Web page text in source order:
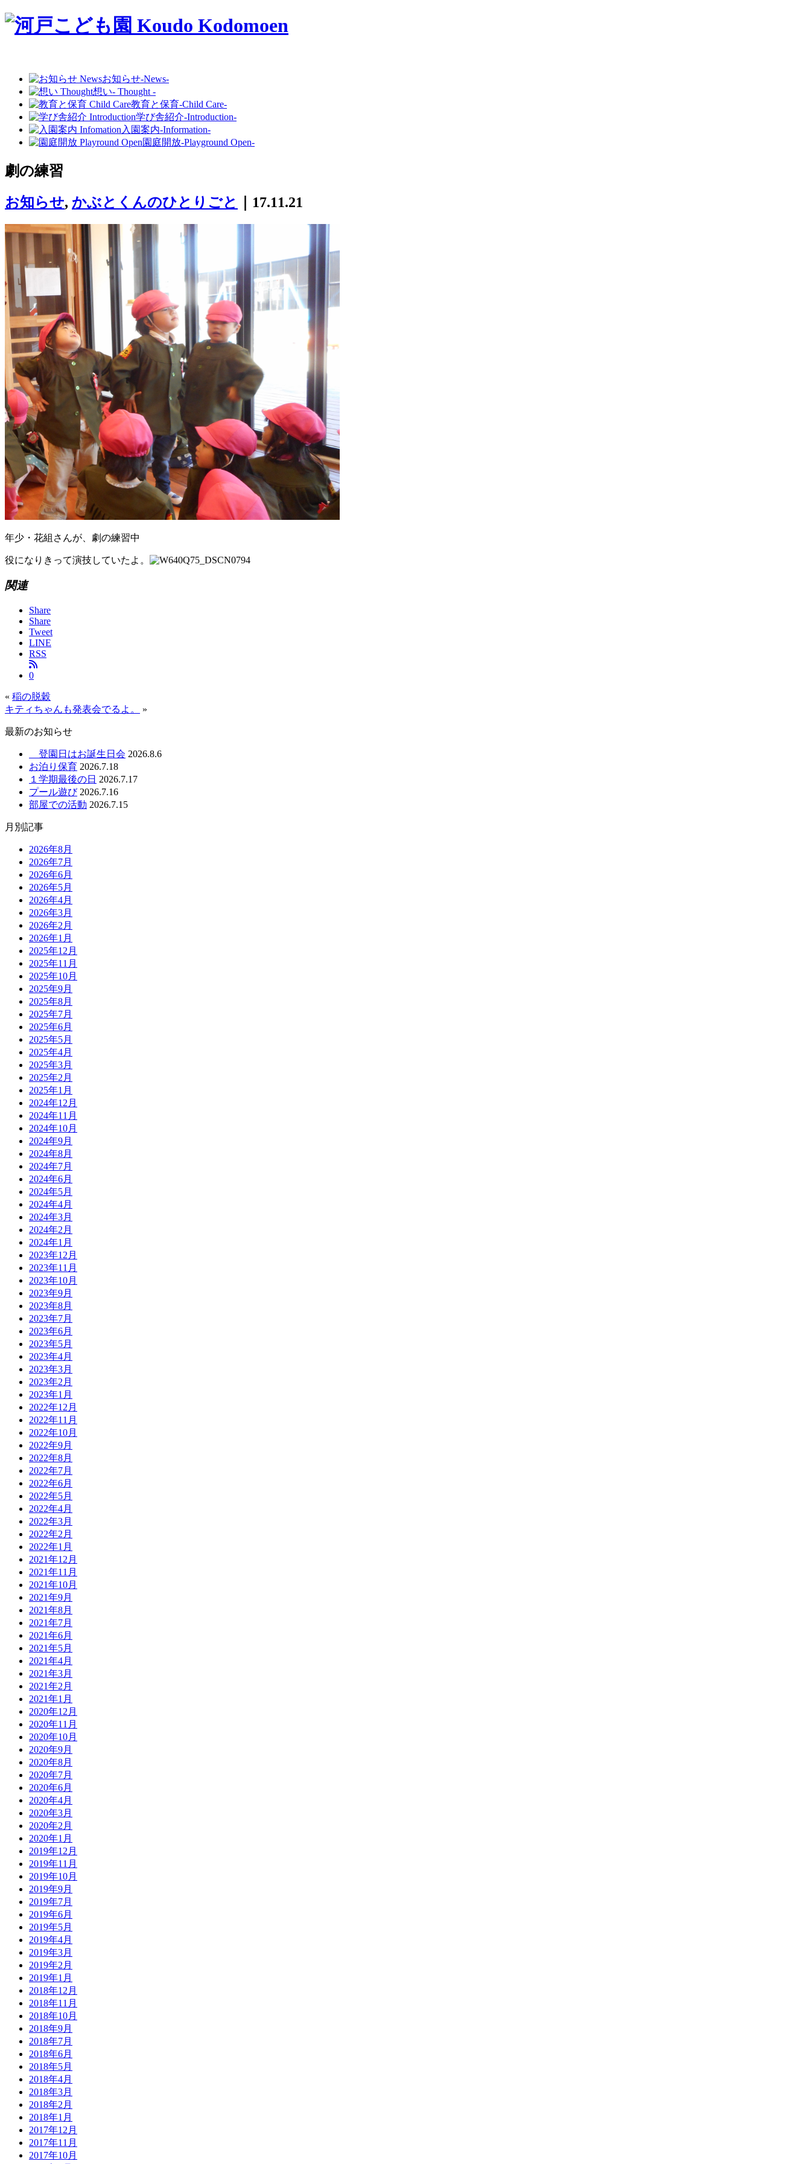
お知らせ-News-
想い- Thought -
教育と保育-Child Care-
学び舎紹介-Introduction-
入園案内-Information-
園庭開放-Playground Open-
劇の練習
お知らせ, かぶとくんのひとりごと ｜17.11.21
年少・花組さんが、劇の練習中
役になりきって演技していたよ。
関連
Share
Share
Tweet
LINE
RSS
0
« 稲の脱穀
キティちゃんも発表会でるよ。
»
最新のお知らせ
登園日はお誕生日会 2026.8.6
お泊り保育 2026.7.18
１学期最後の日 2026.7.17
プール遊び 2026.7.16
部屋での活動 2026.7.15
月別記事
2026年8月
2026年7月
2026年6月
2026年5月
2026年4月
2026年3月
2026年2月
2026年1月
2025年12月
2025年11月
2025年10月
2025年9月
2025年8月
2025年7月
2025年6月
2025年5月
2025年4月
2025年3月
2025年2月
2025年1月
2024年12月
2024年11月
2024年10月
2024年9月
2024年8月
2024年7月
2024年6月
2024年5月
2024年4月
2024年3月
2024年2月
2024年1月
2023年12月
2023年11月
2023年10月
2023年9月
2023年8月
2023年7月
2023年6月
2023年5月
2023年4月
2023年3月
2023年2月
2023年1月
2022年12月
2022年11月
2022年10月
2022年9月
2022年8月
2022年7月
2022年6月
2022年5月
2022年4月
2022年3月
2022年2月
2022年1月
2021年12月
2021年11月
2021年10月
2021年9月
2021年8月
2021年7月
2021年6月
2021年5月
2021年4月
2021年3月
2021年2月
2021年1月
2020年12月
2020年11月
2020年10月
2020年9月
2020年8月
2020年7月
2020年6月
2020年4月
2020年3月
2020年2月
2020年1月
2019年12月
2019年11月
2019年10月
2019年9月
2019年7月
2019年6月
2019年5月
2019年4月
2019年3月
2019年2月
2019年1月
2018年12月
2018年11月
2018年10月
2018年9月
2018年7月
2018年6月
2018年5月
2018年4月
2018年3月
2018年2月
2018年1月
2017年12月
2017年11月
2017年10月